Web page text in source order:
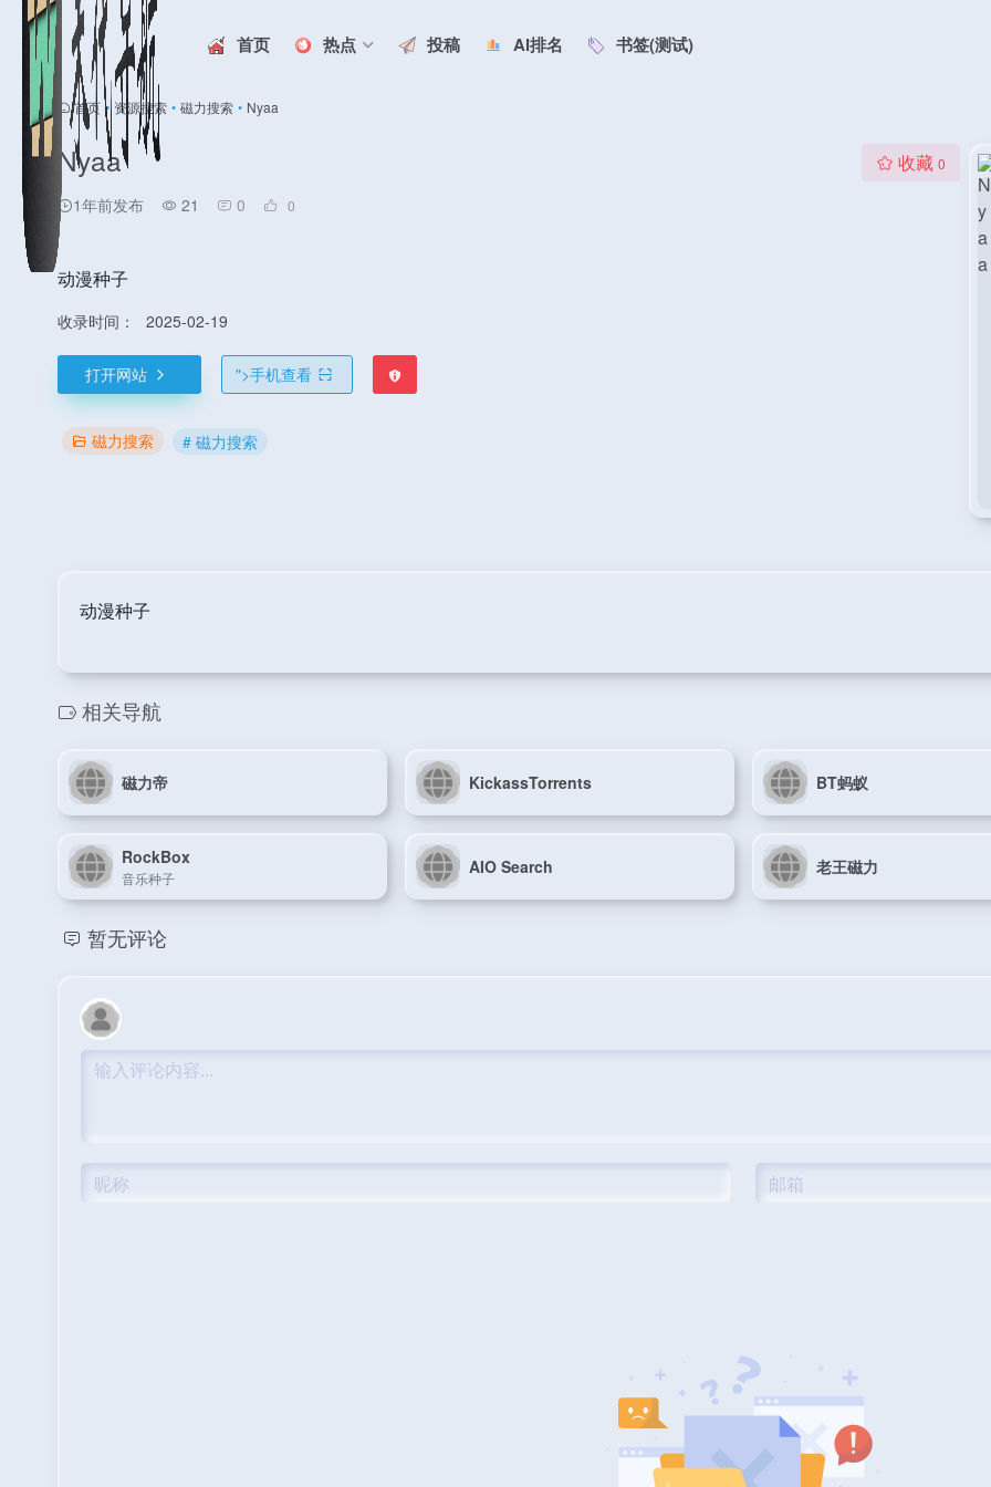
首页 热点 投稿 AI排名 书签(测试)
首页 • 资源搜索 • 磁力搜索 • Nyaa
Nyaa
1年前发布 21 0 0
收藏 0
动漫种子
收录时间： 2025-02-19
打开网站 ">手机查看
磁力搜索 # 磁力搜索
动漫种子
相关导航
磁力帝 KickassTorrents BT蚂蚁
RockBox
音乐种子
AIO Search 老王磁力
暂无评论